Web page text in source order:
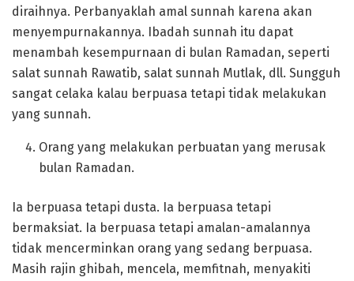
diraihnya. Perbanyaklah amal sunnah karena akan
menyempurnakannya. Ibadah sunnah itu dapat
menambah kesempurnaan di bulan Ramadan, seperti
salat sunnah Rawatib, salat sunnah Mutlak, dll. Sungguh
sangat celaka kalau berpuasa tetapi tidak melakukan
yang sunnah.
Orang yang melakukan perbuatan yang merusak
bulan Ramadan.
Ia berpuasa tetapi dusta. Ia berpuasa tetapi
bermaksiat. Ia berpuasa tetapi amalan-amalannya
tidak mencerminkan orang yang sedang berpuasa.
Masih rajin ghibah, mencela, memfitnah, menyakiti